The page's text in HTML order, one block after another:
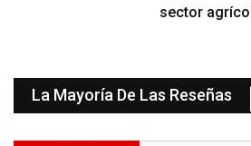
sector
La Mayoría De Las Reseñas